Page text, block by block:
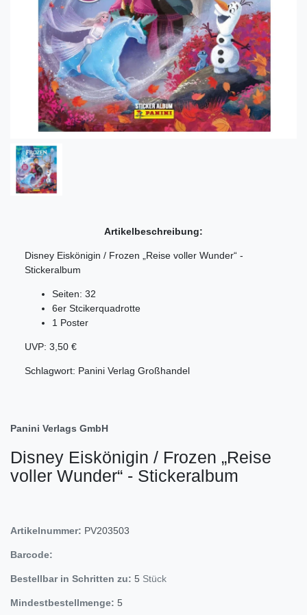
Artikelbeschreibung:
Disney Eiskönigin / Frozen „Reise voller Wunder“ -
Stickeralbum
Seiten: 32
6er Stcikerquadrotte
1 Poster
UVP: 3,50 €
Schlagwort: Panini Verlag Großhandel
Panini Verlags GmbH
Disney Eiskönigin / Frozen „Reise
voller Wunder“ - Stickeralbum
Artikelnummer: PV203503
Barcode:
Bestellbar in Schritten zu: 5 Stück
Mindestbestellmenge: 5